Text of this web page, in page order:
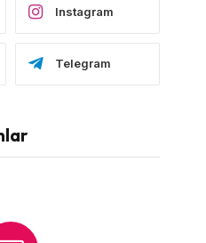
Instagram
Telegram